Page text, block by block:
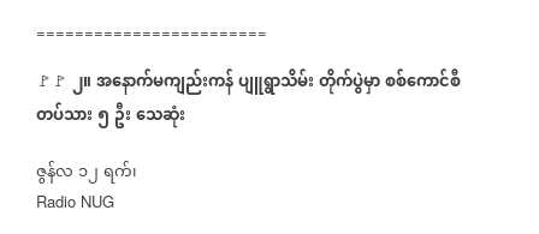
========================
🚩🚩 ၂။အနောက်မကျည်းကန်ပျူရွာသိမ်းတိုက်ပွဲမှာစစ်ကောင်စီ
တပ်သား ၅ ဦးသေဆုံး
ဇွန်လ ၁၂ရက်၊
Radio NUG